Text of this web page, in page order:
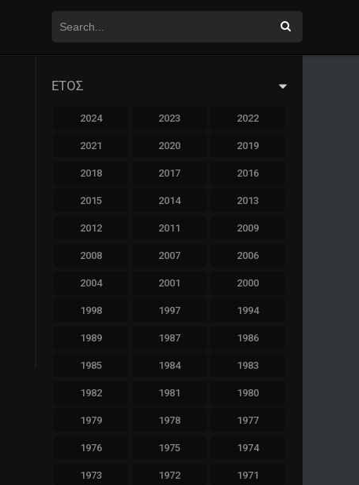
ΕΤΟΣ
2024 2023 2022
2021 2020 2019
2018 2017 2016
2015 2014 2013
2012 2011 2009
2008 2007 2006
2004 2001 2000
1998 1997 1994
1989 1987 1986
1985 1984 1983
1982 1981 1980
1979 1978 1977
1976 1975 1974
1973 1972 1971